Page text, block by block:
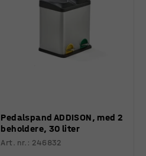
Pedalspand ADDISON, med 2
beholdere, 30 liter
Art. nr. : 246832